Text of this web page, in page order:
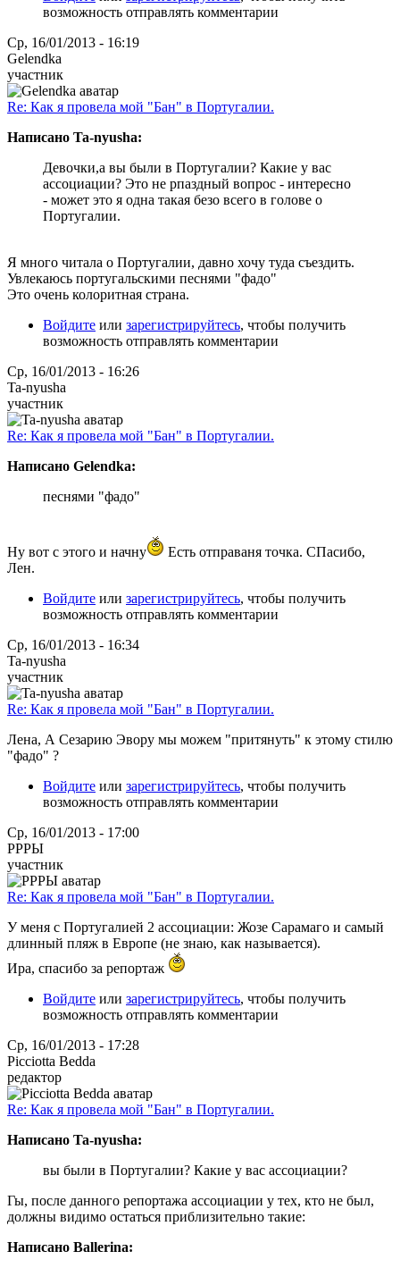
возможность отправлять комментарии
Ср, 16/01/2013 - 16:19
Gelendka
участник
Re: Как я провела мой "Бан" в Португалии.
Написано Ta-nyusha:
Девочки,а вы были в Португалии? Какие у вас
ассоциации? Это не рпаздный вопрос - интересно
- может это я одна такая безо всего в голове о
Португалии.
Я много читала о Португалии, давно хочу туда съездить.
Увлекаюсь португальскими песнями "фадо"
Это очень колоритная страна.
Войдите или зарегистрируйтесь, чтобы получить
возможность отправлять комментарии
Ср, 16/01/2013 - 16:26
Ta-nyusha
участник
Re: Как я провела мой "Бан" в Португалии.
Написано Gelendka:
песнями "фадо"
Ну вот с этого и начну
Есть отправаня точка. СПасибо,
Лен.
Войдите или зарегистрируйтесь, чтобы получить
возможность отправлять комментарии
Ср, 16/01/2013 - 16:34
Ta-nyusha
участник
Re: Как я провела мой "Бан" в Португалии.
Лена, А Сезарию Эвору мы можем "притянуть" к этому стилю
"фадо" ?
Войдите или зарегистрируйтесь, чтобы получить
возможность отправлять комментарии
Ср, 16/01/2013 - 17:00
РРРЫ
участник
Re: Как я провела мой "Бан" в Португалии.
У меня с Португалией 2 ассоциации: Жозе Сарамаго и самый
длинный пляж в Европе (не знаю, как называется).
Ира, спасибо за репортаж
Войдите или зарегистрируйтесь, чтобы получить
возможность отправлять комментарии
Ср, 16/01/2013 - 17:28
Picciotta Bedda
редактор
Re: Как я провела мой "Бан" в Португалии.
Написано Ta-nyusha:
вы были в Португалии? Какие у вас ассоциации?
Гы, после данного репортажа ассоциации у тех, кто не был,
должны видимо остаться приблизительно такие:
Написано Ballerina: